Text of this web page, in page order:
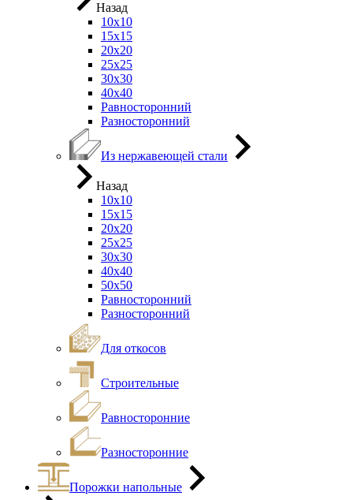
Назад
10х10
15х15
20х20
25х25
30х30
40х40
Равносторонний
Разносторонний
Из нержавеющей стали
Назад
10х10
15х15
20х20
25х25
30х30
40х40
50х50
Равносторонний
Разносторонний
Для откосов
Строительные
Равносторонние
Разносторонние
Порожки напольные